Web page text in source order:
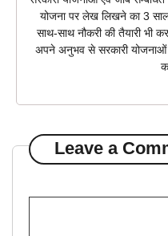
योजना पर लेख लिखने का 3
साथ-साथ नौकरी की तैयारी
अपने अनुभव से सरकारी योजनाओं
Leave a